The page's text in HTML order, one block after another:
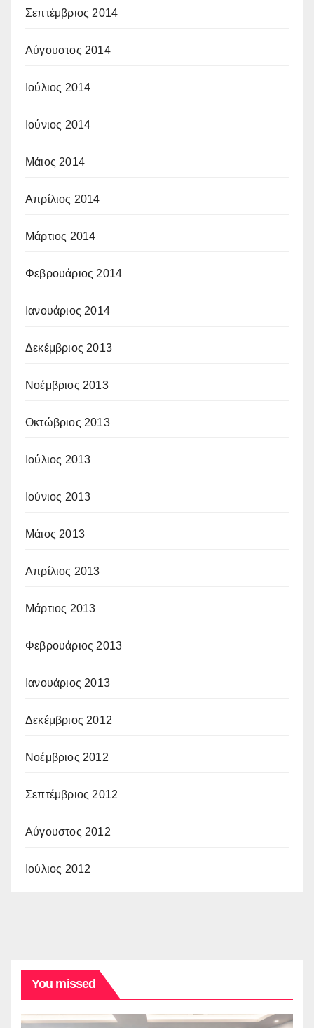
Σεπτέμβριος 2014
Αύγουστος 2014
Ιούλιος 2014
Ιούνιος 2014
Μάιος 2014
Απρίλιος 2014
Μάρτιος 2014
Φεβρουάριος 2014
Ιανουάριος 2014
Δεκέμβριος 2013
Νοέμβριος 2013
Οκτώβριος 2013
Ιούλιος 2013
Ιούνιος 2013
Μάιος 2013
Απρίλιος 2013
Μάρτιος 2013
Φεβρουάριος 2013
Ιανουάριος 2013
Δεκέμβριος 2012
Νοέμβριος 2012
Σεπτέμβριος 2012
Αύγουστος 2012
Ιούλιος 2012
You missed